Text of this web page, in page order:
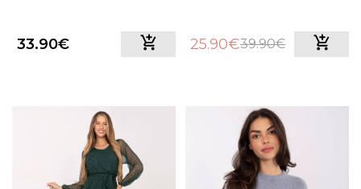
33.90€ 25.90€39.90€